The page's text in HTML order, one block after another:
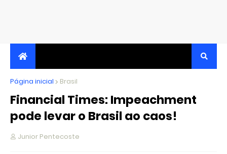
JORNALISMO INDEPENDENTE, TRANSPARENTE E
CRÍTICO
Página inicial Brasil
Financial Times: Impeachment
pode levar o Brasil ao caos!
Junior Pentecoste